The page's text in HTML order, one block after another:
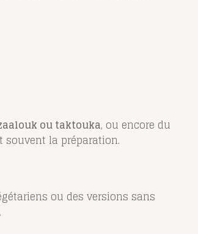
ou taktouka, ou encore du
souvent la préparation.
ou des versions sans